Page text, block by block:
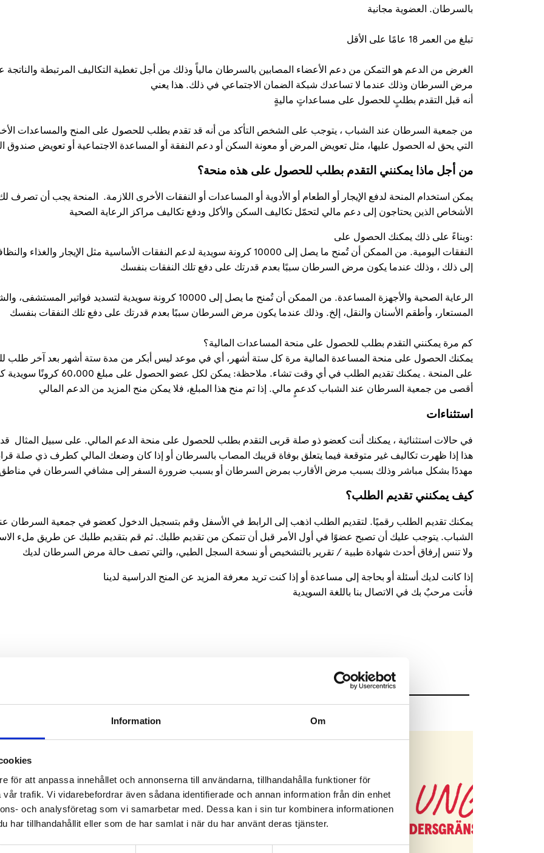
Information Om
för att anpassa innehållet och annonserna till användarna, tillhandahålla funktioner för
vår trafik. Vi vidarebefordrar även sådana identifierade och annan information från din enhet
och analysföretag som vi samarbetar med. Dessa kan i sin tur kombinera informationen
har tillhandahållit eller som de har samlat i när du har använt deras tjänster.
بالسرطان. العضوية مجانية
تبلغ من العمر 18 عامًا على الأقل
الغرض من الدعم هو التمكن من دعم الأعضاء المصابين بالسرطان مالياً وذلك من أجل تغطية التكاليف المرتبطة والناتجة
مرض السرطان وذلك عندما لا تساعدك شبكة الضمان الاجتماعي في ذلك. هذا يعني
أنه قبل التقدم بطلبٍ للحصول على مساعداتٍ ماليةٍ
من جمعية السرطان عند الشباب ، يتوجب على الشخص التأكد من أنه قد تقدم بطلب للحصول على المنح والمساعدات
التي يحق له الحصول عليها، مثل تعويض المرض أو معونة السكن أو دعم النفقة أو المساعدة الاجتماعية أو تعويض صندوق
من أجل ماذا يمكنني التقدم بطلب للحصول على هذه منحة؟
يمكن استخدام المنحة لدفع الإيجار أو الطعام أو الأدوية أو المساعدات أو النفقات الأخرى اللازمة. المنحة يجب أن تصرف
الأشخاص الذين يحتاجون إلى دعم مالي لتحمّل تكاليف السكن والأكل ودفع تكاليف مراكز الرعاية الصحية
:وبناءً على ذلك يمكنك الحصول على
النفقات اليومية. من الممكن أن تُمنح ما يصل إلى 10000 كرونة سويدية لدعم النفقات الأساسية مثل الإيجار والغذاء
إلى ذلك ، وذلك عندما يكون مرض السرطان سببًا بعدم قدرتك على دفع تلك النفقات بنفسك
الرعاية الصحية والأجهزة المساعدة. من الممكن أن تُمنح ما يصل إلى 10000 كرونة سويدية لتسديد فواتير المستشفى،
المستعار، وأطقم الأسنان والنقل، إلخ. وذلك عندما يكون مرض السرطان سببًا بعدم قدرتك على دفع تلك النفقات بنفسك
كم مرة يمكنني التقدم بطلب للحصول على منحة المساعدات المالية؟
يمكنك الحصول على منحة المساعدة المالية مرة كل ستة أشهر، أي في موعد ليس أبكر من مدة ستة أشهر بعد آخر طلب
على المنحة . يمكنك تقديم الطلب في أي وقت تشاء. ملاحظة: يمكن لكل عضو الحصول على مبلغ
أقصى من جمعية السرطان عند الشباب كدعمٍ مالي. إذا تم منح هذا المبلغ، فلا يمكن منح المزيد من الدعم المالي
استثناءات
في حالات استثنائية ، يمكنك أنت كعضو ذو صلة قربى التقدم بطلب للحصول على منحة الدعم المالي. على سبيل المثال
هذا إذا ظهرت تكاليف غير متوقعة فيما يتعلق بوفاة قريبك المصاب بالسرطان أو إذا كان وضعك المالي كطرف ذي صلة
مهددًا بشكل مباشر وذلك بسبب مرض الأقارب بمرض السرطان أو بسبب ضرورة السفر إلى مشافي السرطان في
كيف يمكنني تقديم الطلب؟
يمكنك تقديم الطلب رقميًا. لتقديم الطلب اذهب إلى الرابط في الأسفل وقم بتسجيل الدخول كعضو في جمعية السرطان
الشباب. يتوجب عليك أن تصبح عضوًا في أول الأمر قبل أن تتمكن من تقديم طلبك. ثم قم بتقديم طلبك عن طريق ملء
ولا تنس إرفاق أحدث شهادة طبية / تقرير بالتشخيص أو نسخة السجل الطبي، والتي تصف حالة مرض السرطان لديك
إذا كانت لديك أسئلة أو بحاجة إلى مساعدة أو إذا كنت تريد معرفة المزيد عن المنح الدراسية لدينا
فأنت مرحبٌ بك في الاتصال بنا باللغة السويدية